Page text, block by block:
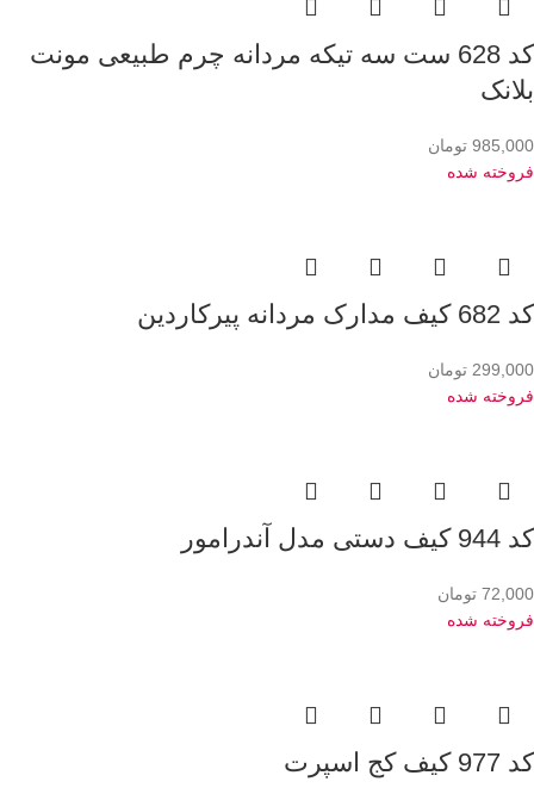
کد 628 ست سه تیکه مردانه چرم طبیعی مونت
بلانک
985,000 تومان
فروخته شده
کد 682 کیف مدارک مردانه پیرکاردین
299,000 تومان
فروخته شده
کد 944 کیف دستی مدل آندرامور
72,000 تومان
فروخته شده
کد 977 کیف کج اسپرت